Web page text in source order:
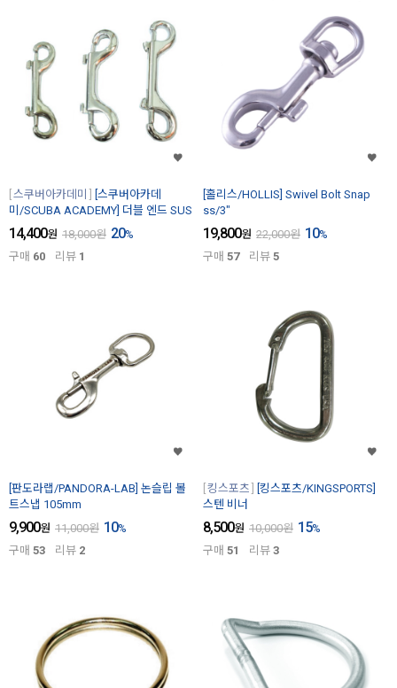
스쿠버아카데미
[스쿠버아카데
미/SCUBA ACADEMY] 더블 엔드 SUS
14,400원 18,000원 20%
구매 60 리뷰 1
[홀리스/HOLLIS] Swivel Bolt Snap
ss/3"
19,800원 22,000원 10%
구매 57 리뷰 5
[판도라랩/PANDORA-LAB] 논슬립 볼
트스냅 105mm
9,900원 11,000원 10%
구매 53 리뷰 2
킹스포츠
[킹스포츠/KINGSPORTS]
스텐 비너
8,500원 10,000원 15%
구매 51 리뷰 3